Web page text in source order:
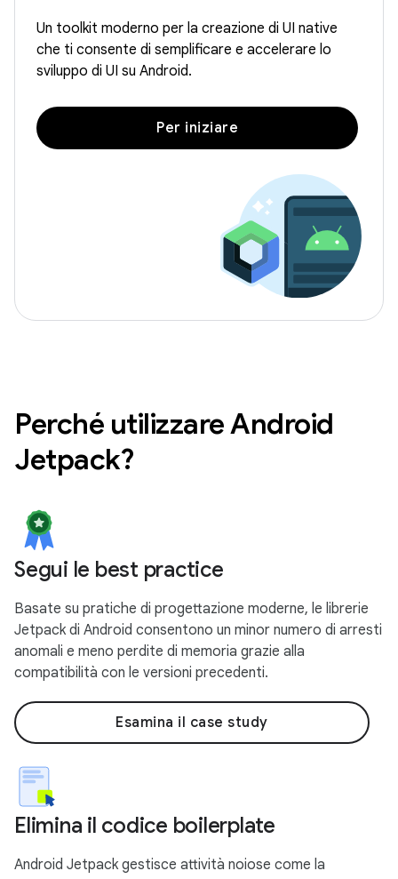
Un toolkit moderno per la creazione di UI native
che ti consente di semplificare e accelerare lo
sviluppo di UI su Android.
Per iniziare
Perché utilizzare Android
Jetpack?
Segui le best practice
Basate su pratiche di progettazione moderne, le librerie
Jetpack di Android consentono un minor numero di arresti
anomali e meno perdite di memoria grazie alla
compatibilità con le versioni precedenti.
Esamina il case study
Elimina il codice boilerplate
Android Jetpack gestisce attività noiose come la